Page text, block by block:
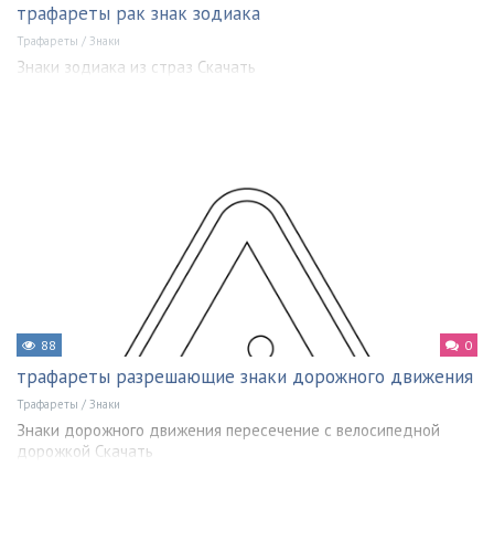
трафареты рак знак зодиака
Трафареты / Знаки
Знаки зодиака из страз Скачать
88 0
трафареты разрешающие знаки дорожного движения
Трафареты / Знаки
Знаки дорожного движения пересечение с велосипедной
дорожкой Скачать